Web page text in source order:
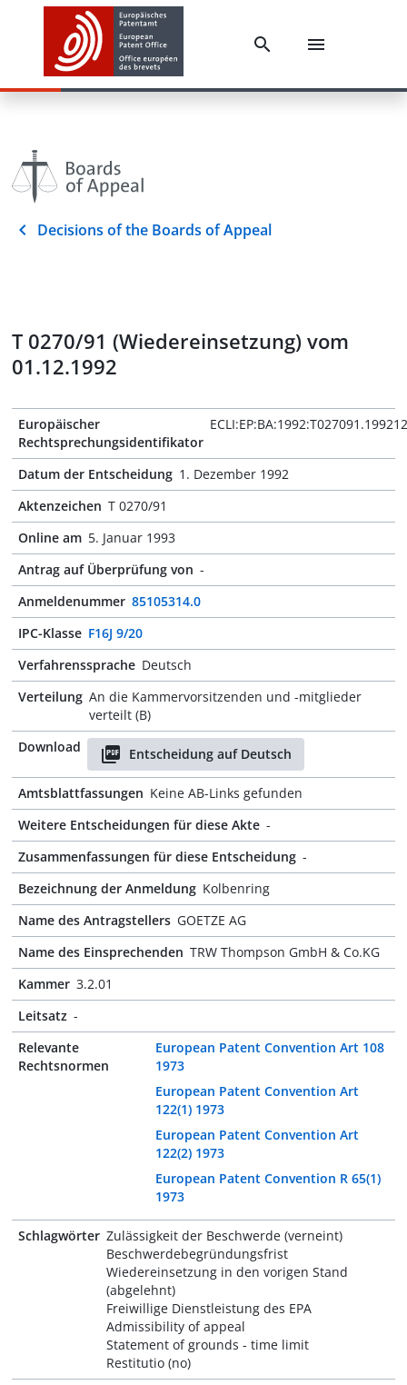
Decisions of the Boards of Appeal
T 0270/91 (Wiedereinsetzung) vom
01.12.1992
Europäischer
Rechtsprechungsidentifikator
Datum der Entscheidung 1. Dezember 1992
Aktenzeichen T 0270/91
Online am 5. Januar 1993
Antrag auf Überprüfung von -
Anmeldenummer 85105314.0
IPC-Klasse F16J 9/20
Verfahrenssprache Deutsch
Verteilung An die Kammervorsitzenden und -mitglieder
verteilt (B)
Download
Entscheidung auf Deutsch
Amtsblattfassungen Keine AB-Links gefunden
Weitere Entscheidungen für diese Akte -
Zusammenfassungen für diese Entscheidung -
Bezeichnung der Anmeldung Kolbenring
Name des Antragstellers GOETZE AG
Name des Einsprechenden TRW Thompson GmbH & Co.KG
Kammer 3.2.01
Leitsatz -
Relevante
Rechtsnormen
European Patent Convention Art 108
1973
European Patent Convention Art
122(1) 1973
European Patent Convention Art
122(2) 1973
European Patent Convention R 65(1)
1973
Schlagwörter Zulässigkeit der Beschwerde (verneint)
Beschwerdebegründungsfrist
Wiedereinsetzung in den vorigen Stand
(abgelehnt)
Freiwillige Dienstleistung des EPA
Admissibility of appeal
Statement of grounds - time limit
Restitutio (no)